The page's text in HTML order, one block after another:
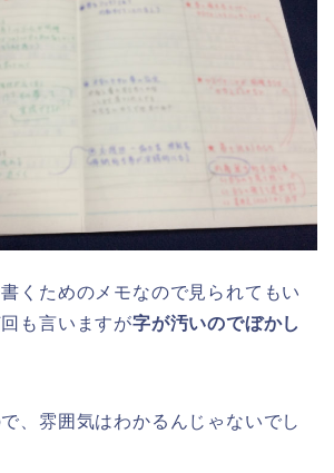
くためのメモなので見られてもい
も言いますが字が汚いのでぼかし
、雰囲気はわかるんじゃないでし